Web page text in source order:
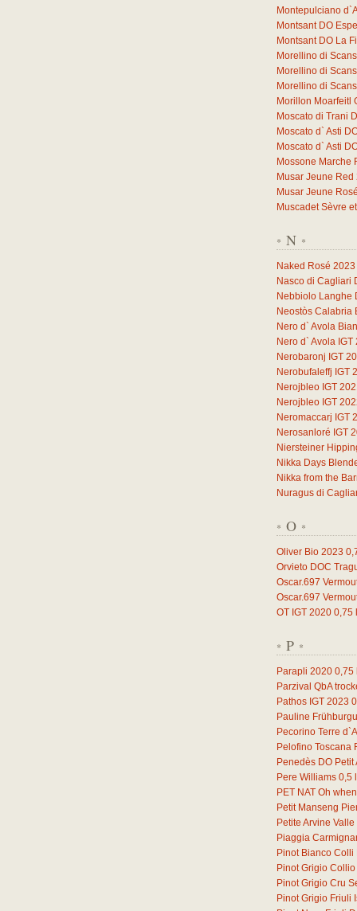
Montepulciano
Montsant DO
Montsant DO La
Morellino di
Morellino di
Morellino di
Morillon Moarfeitl
Moscato di Trani
Moscato d` Asti
Moscato d` Asti
Mossone Marche
Musar Jeune Red
Musar Jeune
Muscadet Sèvre
* N *
Naked Rosé 2023
Nasco di Cagliari
Nebbiolo Langhe
Neostòs Calabria
Nero d` Avola
Nero d` Avola IGT
Nerobaronj IGT
Nerobufaleffj IGT
Nerojbleo IGT
Nerojbleo IGT
Neromaccarj IGT
Nerosanloré IGT
Niersteiner
Nikka Days
Nikka from the
Nuragus di
* O *
Oliver Bio 2023
Orvieto DOC
Oscar.697
Oscar.697
OT IGT 2020 0,75
* P *
Parapli 2020 0,75
Parzival QbA
Pathos IGT 2023
Pauline
Pecorino Terre
Pelofino Toscana
Penedès DO
Pere Williams 0,5
PET NAT Oh
Petit Manseng
Petite Arvine
Piaggia
Pinot Bianco
Pinot Grigio
Pinot Grigio Cru
Pinot Grigio Friuli